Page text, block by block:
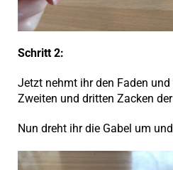
Schritt 2:
Jetzt nehmt ihr den Faden
Zweiten und dritten Zacken
Nun dreht ihr die Gabel um